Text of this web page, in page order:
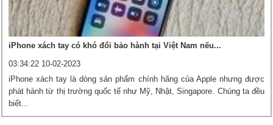
iPhone xách tay có khó đổi bảo hành tại Việt Nam nếu...
03:34:22 10-02-2023
iPhone xách tay là dòng sản phẩm chính hãng của Apple nhưng được
phát hành từ thị trường quốc tế như Mỹ, Nhật, Singapore. Chúng ta đều
biết...